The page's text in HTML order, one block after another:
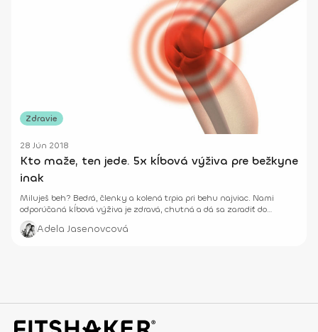
Zdravie
28 Jún 2018
Kto maže, ten jede. 5x kĺbová výživa pre bežkyne
inak
Miluješ beh? Bedrá, členky a kolená trpia pri behu najviac. Nami
odporúčaná kĺbová výživa je zdravá, chutná a dá sa zaradiť do
jedálnička veľmi ľahko.
Adela Jasenovcová